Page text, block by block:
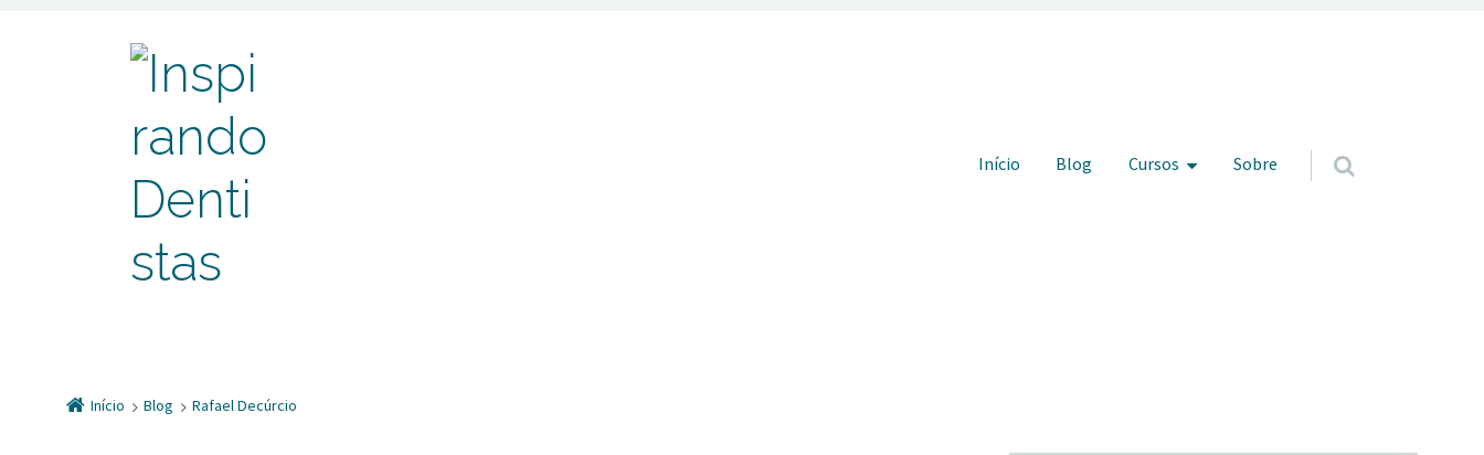
Pular para o conteúdo
Início Blog Cursos Sobre
Início Blog Rafael Decúrcio